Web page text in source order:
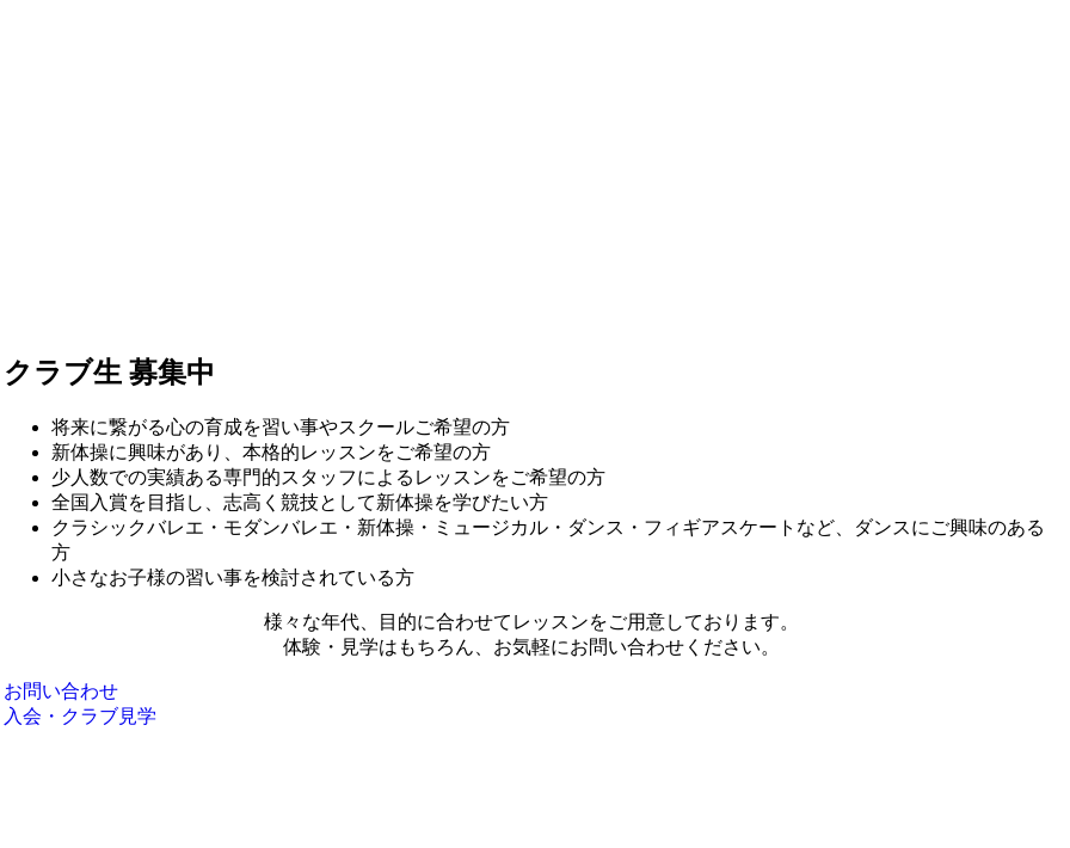
クラブ生 募集中
将来に繋がる心の育成を習い事やスクールご希望の方
新体操に興味があり、本格的レッスンをご希望の方
少人数での実績ある専門的スタッフによるレッスンをご希望の方
全国入賞を目指し、志高く競技として新体操を学びたい方
クラシックバレエ・モダンバレエ・新体操・ミュージカル・ダンス・フィギアスケートなど、ダンスにご興味のある
方
小さなお子様の習い事を検討されている方
様々な年代、目的に合わせてレッスンをご用意しております。
体験・見学はもちろん、お気軽にお問い合わせください。
お問い合わせ
入会・クラブ見学